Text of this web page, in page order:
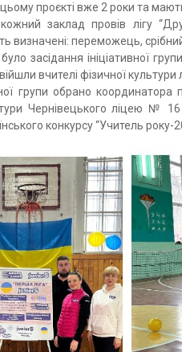
проєкті вже 2 роки та мають
заклад провів лігу
визначені: переможець,
засідання ініціативної
вчителі фізичної
групи обрано
Чернівецького ліцею №
конкурсу “Учитель року-